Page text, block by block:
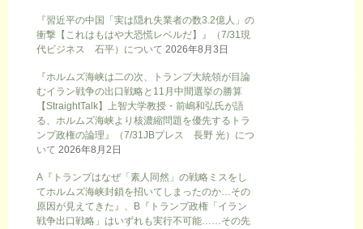
『習近平の中国「実は隠れ失業者の数3.2億人」の
衝撃【これはもはや大恐慌レベルだ】』（7/31現
代ビジネス 石平）について 2026年8月3日
『ホルムズ海峡は二の次、トランプ大統領が目論
むイラン戦争の出口戦略と11月中間選挙の勝算
【StraightTalk】上智大学教授・前嶋和弘氏が語
る、ホルムズ海峡より核濃縮問題を優先するトラ
ンプ政権の論理』（7/31JBプレス 長野 光）につ
いて 2026年8月2日
A『トランプはなぜ「素人同然」の戦略ミスをし
てホルムズ海峡封鎖を招いてしまったのか…その
原因が見えてきた』、B『トランプ政権「イラン
戦争出口戦略」はいずれも実行不可能……その先